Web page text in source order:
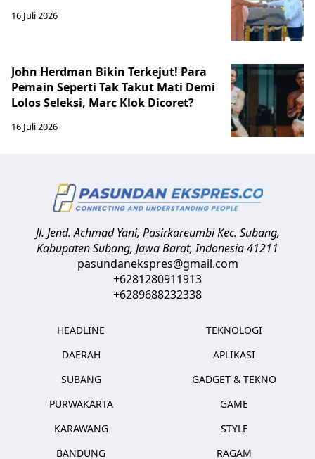
16 Juli 2026
John Herdman Bikin Terkejut! Para
Pemain Seperti Tak Takut Mati Demi
Lolos Seleksi, Marc Klok Dicoret?
16 Juli 2026
Jl. Jend. Achmad Yani, Pasirkareumbi Kec. Subang,
Kabupaten Subang, Jawa Barat,Indonesia41211
pasundanekspres@gmail.com
+6281280911913
+6289688232338
HEADLINE
DAERAH
SUBANG
PURWAKARTA
KARAWANG
BANDUNG
TEKNOLOGI
APLIKASI
GADGET & TEKNO
GAME
STYLE
RAGAM